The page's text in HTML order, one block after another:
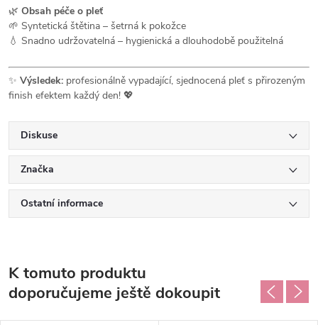
🌿 Obsah péče o pleť
🌱 Syntetická štětina – šetrná k pokožce
💧 Snadno udržovatelná – hygienická a dlouhodobě použitelná
✨ Výsledek: profesionálně vypadající, sjednocená pleť s přirozeným
finish efektem každý den! 💖
Diskuse
Značka
Ostatní informace
K tomuto produktu
doporučujeme ještě dokoupit